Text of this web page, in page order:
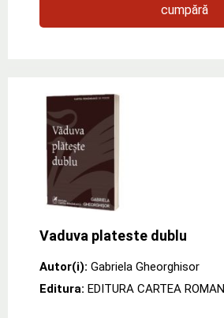
cumpără
Vaduva plateste dublu
Autor(i): Gabriela Gheorghisor
Editura: EDITURA CARTEA